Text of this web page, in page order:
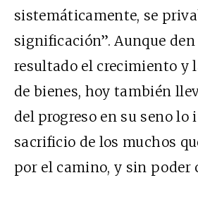
sistemáticamente, se
significación”. Aunque
resultado el crecimiento y
de bienes, hoy también
del progreso en su seno lo
sacrificio de los muchos
por el camino, y sin poder